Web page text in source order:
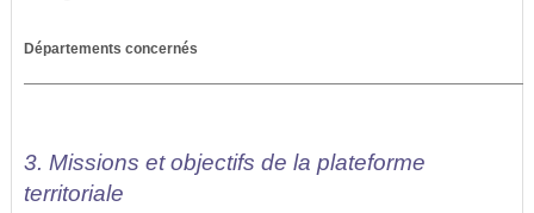
Départements concernés
3. Missions et objectifs de la plateforme
territoriale